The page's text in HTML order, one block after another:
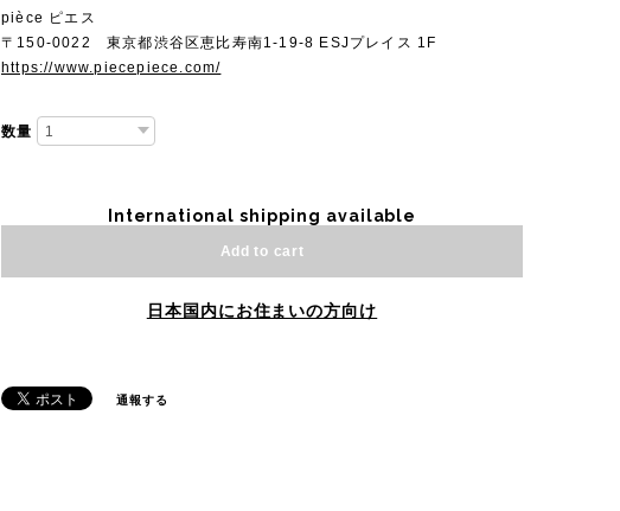
pièce ピエス
〒150-0022 東京都渋谷区恵比寿南1-19-8 ESJプレイス 1F
https://www.piecepiece.com/
数量
International shipping available
Add to cart
日本国内にお住まいの方向け
通報する